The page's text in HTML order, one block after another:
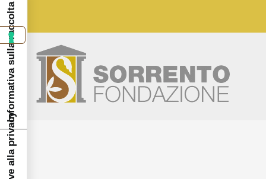
Informativa sulla raccolta